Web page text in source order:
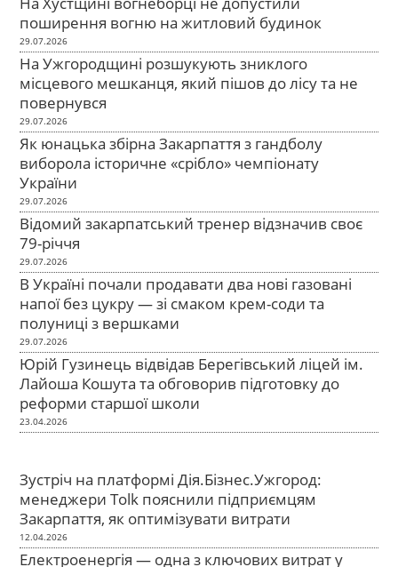
поширення вогню на житловий будинок
29.07.2026
На Ужгородщині розшукують зниклого
місцевого мешканця, який пішов до лісу та не
повернувся
29.07.2026
Як юнацька збірна Закарпаття з гандболу
виборола історичне «срібло» чемпіонату
України
29.07.2026
Відомий закарпатський тренер відзначив своє
79-річчя
29.07.2026
В Україні почали продавати два нові газовані
напої без цукру — зі смаком крем-соди та
полуниці з вершками
29.07.2026
Юрій Гузинець відвідав Берегівський ліцей ім.
Лайоша Кошута та обговорив підготовку до
реформи старшої школи
23.04.2026
Зустріч на платформі Дія.Бізнес.Ужгород:
менеджери Tolk пояснили підприємцям
Закарпаття, як оптимізувати витрати
12.04.2026
Електроенергія — одна з ключових витрат у